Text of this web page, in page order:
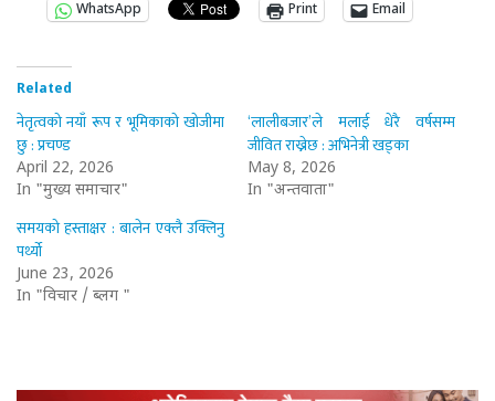
WhatsApp
Print Email
Related
नेतृत्वको नयाँ रूप र भूमिकाको खोजीमा
छु : प्रचण्ड
April 22, 2026
In "मुख्य समाचार"
‘लालीबजार’ले मलाई धेरै वर्षसम्म
जीवित राख्नेछ : अभिनेत्री खड्का
May 8, 2026
In "अन्तर्वार्ता"
समयको हस्ताक्षर : बालेन एक्लै उक्लिनु
पर्थ्यो
June 23, 2026
In "विचार / ब्लग "